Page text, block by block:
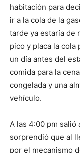
habitación para
ir a la cola de la
tarde ya estaría de
pico y placa la cola
un día antes del
comida para la
congelada y una
vehículo.
A las 4:00 pm salió
sorprendió que al
por el mecanismo